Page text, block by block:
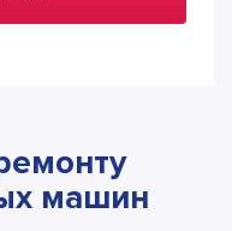
машин